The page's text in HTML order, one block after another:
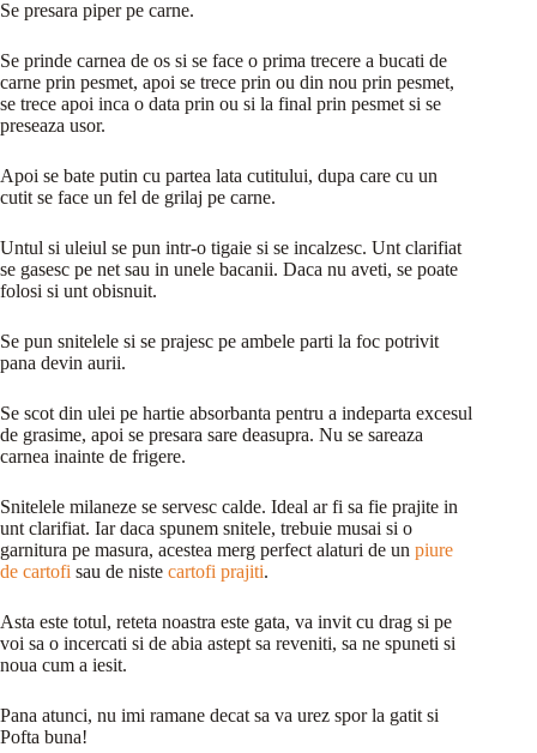
Se presara piper pe carne.
Se prinde carnea de os si se face o prima trecere a bucati de
carne prin pesmet, apoi se trece prin ou din nou prin pesmet,
se trece apoi inca o data prin ou si la final prin pesmet si se
preseaza usor.
Apoi se bate putin cu partea lata cutitului, dupa care cu un
cutit se face un fel de grilaj pe carne.
Untul si uleiul se pun intr-o tigaie si se incalzesc. Unt clarifiat
se gasesc pe net sau in unele bacanii. Daca nu aveti, se poate
folosi si unt obisnuit.
Se pun snitelele si se prajesc pe ambele parti la foc potrivit
pana devin aurii.
Se scot din ulei pe hartie absorbanta pentru a indeparta excesul
de grasime, apoi se presara sare deasupra. Nu se sareaza
carnea inainte de frigere.
Snitelele milaneze se servesc calde. Ideal ar fi sa fie prajite in
unt clarifiat. Iar daca spunem snitele, trebuie musai si o
garnitura pe masura, acestea merg perfect alaturi de un piure
de cartofi sau de niste cartofi prajiti.
Asta este totul, reteta noastra este gata, va invit cu drag si pe
voi sa o incercati si de abia astept sa reveniti, sa ne spuneti si
noua cum a iesit.
Pana atunci, nu imi ramane decat sa va urez spor la gatit si
Pofta buna!